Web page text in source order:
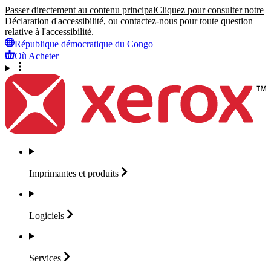
Passer directement au contenu principalCliquez pour consulter notre
Déclaration d'accessibilité, ou contactez-nous pour toute question
relative à l'accessibilité.
République démocratique du Congo
Où Acheter
Imprimantes et produits
Logiciels
Services